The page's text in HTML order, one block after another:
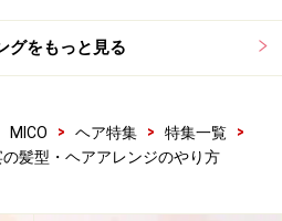
グをもっと見る
MICO > ヘア特集 > 特集一覧
>
髪型・ヘアアレンジのやり方